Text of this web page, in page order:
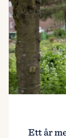
Ett år